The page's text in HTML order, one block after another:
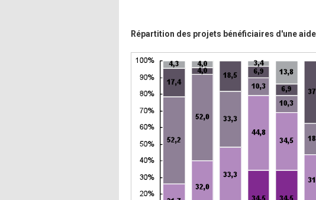
Répartition des projets bénéficiaires d'une